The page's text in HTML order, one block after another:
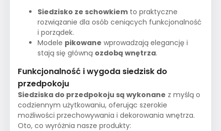
Siedzisko ze schowkiem to praktyczne
rozwiązanie dla osób ceniących funkcjonalność
i porządek.
Modele pikowane wprowadzają elegancję i
stają się główną ozdobą wnętrza.
Funkcjonalność i wygoda siedzisk do
przedpokoju
Siedziska do przedpokoju są wykonane z myślą o
codziennym użytkowaniu, oferując szerokie
możliwości przechowywania i dekorowania wnętrza.
Oto, co wyróżnia nasze produkty: